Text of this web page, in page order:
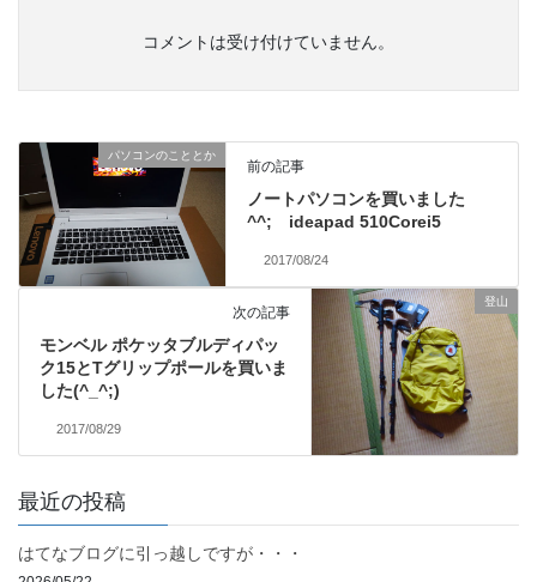
コメントは受け付けていません。
パソコンのこととか
前の記事
ノートパソコンを買いました
^^; ideapad 510Corei5
2017/08/24
登山
次の記事
モンベル ポケッタブルディパッ
ク15とTグリップポールを買いま
した(^_^;)
2017/08/29
最近の投稿
はてなブログに引っ越しですが・・・